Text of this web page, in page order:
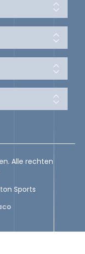
Alle rechten
Sports